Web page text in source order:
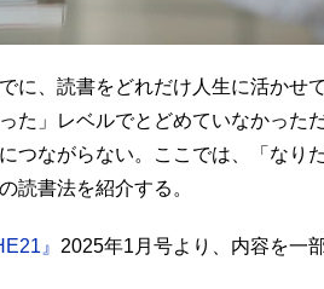
に、読書をどれだけ人生に活かせ
た」レベルでとどめていなかった
つながらない。ここでは、「なり
読書法を紹介する。
』 2025年1月号より、内容を一